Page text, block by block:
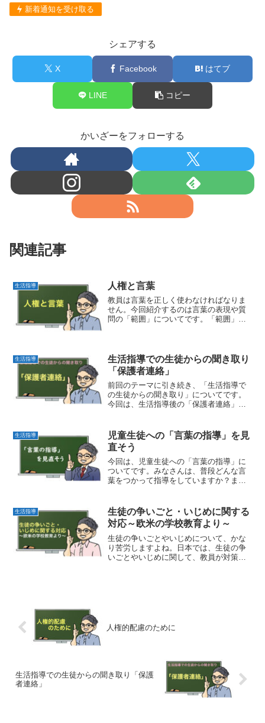
新着通知を受け取る
シェアする
X Facebook はてブ
LINE コピー
かいざーをフォローする
関連記事
生活指導 人権と言葉
教員は言葉を正しく使わなければなりま
せん。今回紹介するのは言葉の表現や質
問の「範囲」についてです。「範囲」を
個人情報上の配慮を問われる時代です。
言葉の表現を改め、人権配慮へのアンテ
ナを高めていきましょう。
生活指導
生活指導での生徒からの聞き取り
「保護者連絡」
前回のテーマに引き続き、「生活指導で
の生徒からの聞き取り」についてです。
今回は、生活指導後の「保護者連絡」の
手教員はどうすれば良いか、悩むところ
だと思いますので、一緒に確認していき
ましょう。
生活指導
児童生徒への「言葉の指導」を見
直そう
今回は、児童生徒への「言葉の指導」に
ついてです。みなさんは、普段どんな言
葉をつかって指導をしていますか？ま
て私たち教員が認識し、適切な言葉、適
切な表現を用いることで...
生活指導
生徒の争いごと・いじめに関する
対応～欧米の学校教育より～
生徒の争いごとやいじめについて、かな
り苦労しますよね。日本では、生徒の争
いごとやいじめに関して、教員が対策し
人権的配慮のために
生活指導での生徒からの聞き取り「保護
者連絡」